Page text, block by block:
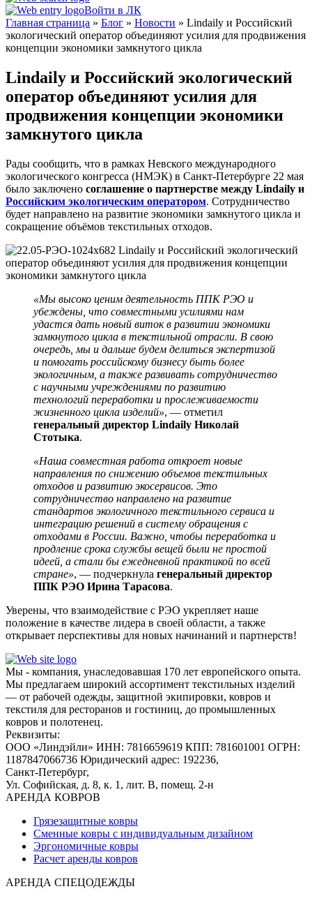
Войти в ЛК
Главная страница » Блог » Новости » Lindaily и Российский
экологический оператор объединяют усилия для продвижения
концепции экономики замкнутого цикла
Lindaily и Российский экологический
оператор объединяют усилия для
продвижения концепции экономики
замкнутого цикла
Рады сообщить, что в рамках Невского международного
экологического конгресса (НМЭК) в Санкт-Петербурге 22 мая
было заключено соглашение о партнерстве между Lindaily и
Российским экологическим оператором. Сотрудничество
будет направлено на развитие экономики замкнутого цикла и
сокращение объёмов текстильных отходов.
«Мы высоко ценим деятельность ППК РЭО и
убеждены, что совместными усилиями нам
удастся дать новый виток в развитии экономики
замкнутого цикла в текстильной отрасли. В свою
очередь, мы и дальше будем делиться экспертизой
и помогать российскому бизнесу быть более
экологичным, а также развивать сотрудничество
с научными учреждениями по развитию
технологий переработки и прослеживаемости
жизненного цикла изделий», — отметил
генеральный директор Lindaily Николай
Стотыка.
«Наша совместная работа откроет новые
направления по снижению объемов текстильных
отходов и развитию экосервисов. Это
сотрудничество направлено на развитие
стандартов экологичного текстильного сервиса и
интеграцию решений в систему обращения с
отходами в России. Важно, чтобы переработка и
продление срока службы вещей были не простой
идеей, а стали бы ежедневной практикой по всей
стране», — подчеркнула генеральный директор
ППК РЭО Ирина Тарасова.
Уверены, что взаимодействие с РЭО укрепляет наше
положение в качестве лидера в своей области, а также
открывает перспективы для новых начинаний и партнерств!
Мы - компания, унаследовавшая 170 лет европейского опыта.
Мы предлагаем широкий ассортимент текстильных изделий
— от рабочей одежды, защитной экипировки, ковров и
текстиля для ресторанов и гостиниц, до промышленных
ковров и полотенец.
Реквизиты:
ООО «Линдэйли» ИНН: 7816659619 КПП: 781601001 ОГРН:
1187847066736 Юридический адрес: 192236,
Санкт-Петербург,
Ул. Софийская, д. 8, к. 1, лит. В, помещ. 2-н
АРЕНДА КОВРОВ
Грязезащитные ковры
Сменные ковры с индивидуальным дизайном
Эргономичные ковры
Расчет аренды ковров
АРЕНДА СПЕЦОДЕЖДЫ